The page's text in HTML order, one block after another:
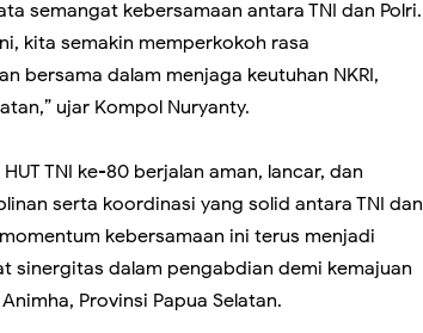
semangat kebersamaan antara TNI dan Polri.
kita semakin memperkokoh rasa
bersama dalam menjaga keutuhan NKRI,
ujar Kompol Nuryanty.
TNI ke-80 berjalan aman, lancar, dan
serta koordinasi yang solid antara TNI dan
kebersamaan ini terus menjadi
sinergitas dalam pengabdian demi kemajuan
Provinsi Papua Selatan.